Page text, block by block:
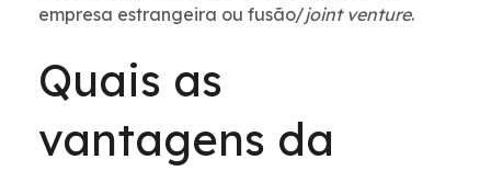
empresa estrangeira ou fusão/joint venture.
Quais as
vantagens da